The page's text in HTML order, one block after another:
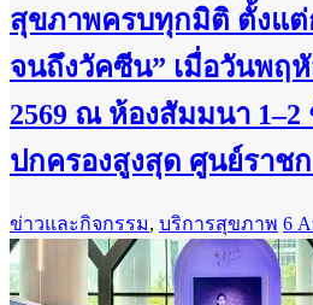
สุขภาพครบทุกมิติ ตั้งแ
จนถึงวัคซีน” เมื่อวันพฤ
2569 ณ ห้องสัมมนา 1–2
ปกครองสูงสุด ศูนย์ราช
ข่าวและกิจกรรม, บริการสุขภาพ 6